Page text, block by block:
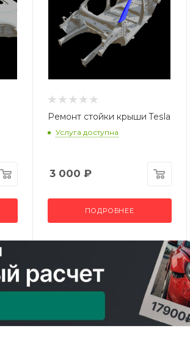
Ремонт стойки крыши Tesla
Услуга доступна
3 000 ₽
ПОДРОБНЕЕ